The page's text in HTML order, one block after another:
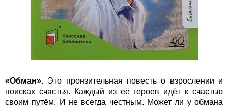
«Обман». Это пронзительная повесть о взрослении и
поисках счастья. Каждый из её героев идёт к счастью
своим путём. И не всегда честным. Может ли у обмана